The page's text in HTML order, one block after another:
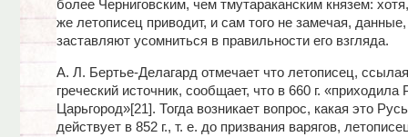
более Черниговским, чем тмутараканским князем:
же летописец приводит, и сам того не замечая,
заставляют усомниться в правильности его взгляда.
А. Л. Бертье-Делагард отмечает что летописец,
греческий источник, сообщает, что в 660 г. «приходила
Царьгород»[21]. Тогда возникает вопрос, какая это
действует в 852 г., т. е. до призвания варягов,